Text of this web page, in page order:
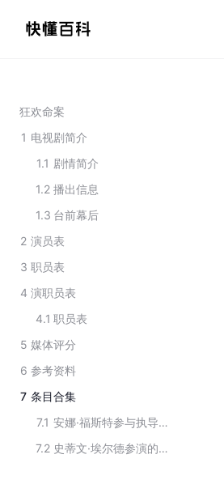
狂欢命案
1 电视剧简介
1.1 剧情简介
1.2 播出信息
1.3 台前幕后
2 演员表
3 职员表
4 演职员表
4.1 职员表
5 媒体评分
6 参考资料
7 条目合集
7.1
安娜·福斯特参与执导的影视作品
7.2
史蒂文·埃尔德参演的影视作品